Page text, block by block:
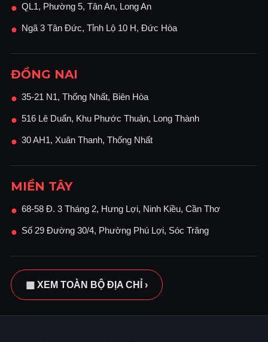
● QL1, Phường 5, Tân An, Long An
● Ngã 3 Tân Đức, Tỉnh Lộ 10 H, Đức Hòa
ĐỒNG NAI
● 35-21 N1, Thống Nhất, Biên Hòa
● 516 Lê Duẩn, Khu Phước Thuận, Long Thành
● 30 AH1, Xuân Thanh, Thống Nhất
MIỀN TÂY
● 68-58 Đ. 3 Tháng 2, Hưng Lợi, Ninh Kiều, Cần Thơ
● Số 29 Đường 30/4, Phường Phú Lợi, Sóc Trăng
▦ XEM TOÀN BỘ ĐỊA CHỈ ›